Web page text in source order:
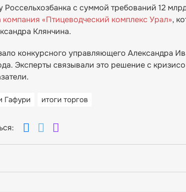
с суммой требований 12
компания «Птицеводческий комплекс Урал»,
Клянчина.
конкурсного управляющего Александра
Эксперты связывали это решение с
Гафури итоги торгов